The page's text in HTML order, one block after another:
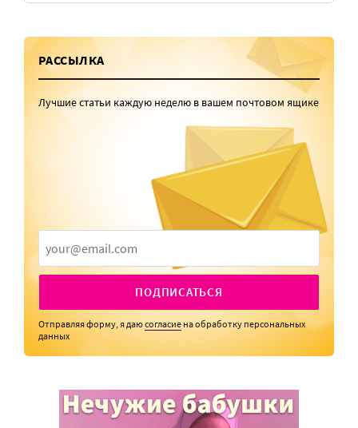
РАССЫЛКА
Лучшие статьи каждую неделю в вашем почтовом ящике
ПОДПИСАТЬСЯ
Отправляя форму, я даюсогласие на обработку персональных
данных